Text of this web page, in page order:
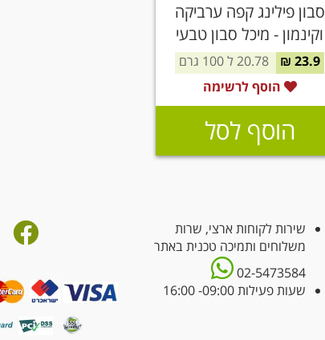
סבון פילינג קפה ערביקה
וקינמון - מיכל סבון טבעי
23.9 ₪
הוסף לרשימה
הוסף לסל
שירות לקוחות ארצי, שרות
משלוחים ותמיכה טכנית באתר
02-5473584
שעות פעילות 09:00- 16:00